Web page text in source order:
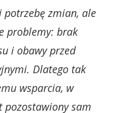
potrzebę zmian, ale
problemy: brak
i obawy przed
Dlatego tak
wsparcia, w
sam